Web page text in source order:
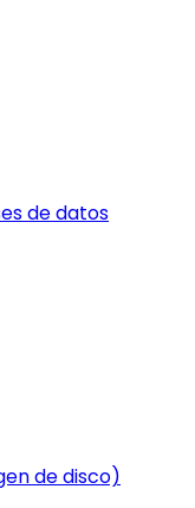
de datos
de disco)